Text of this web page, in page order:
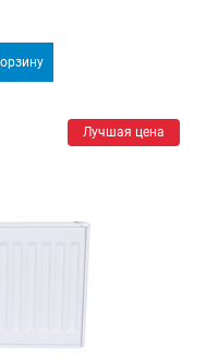
Лучшая цена